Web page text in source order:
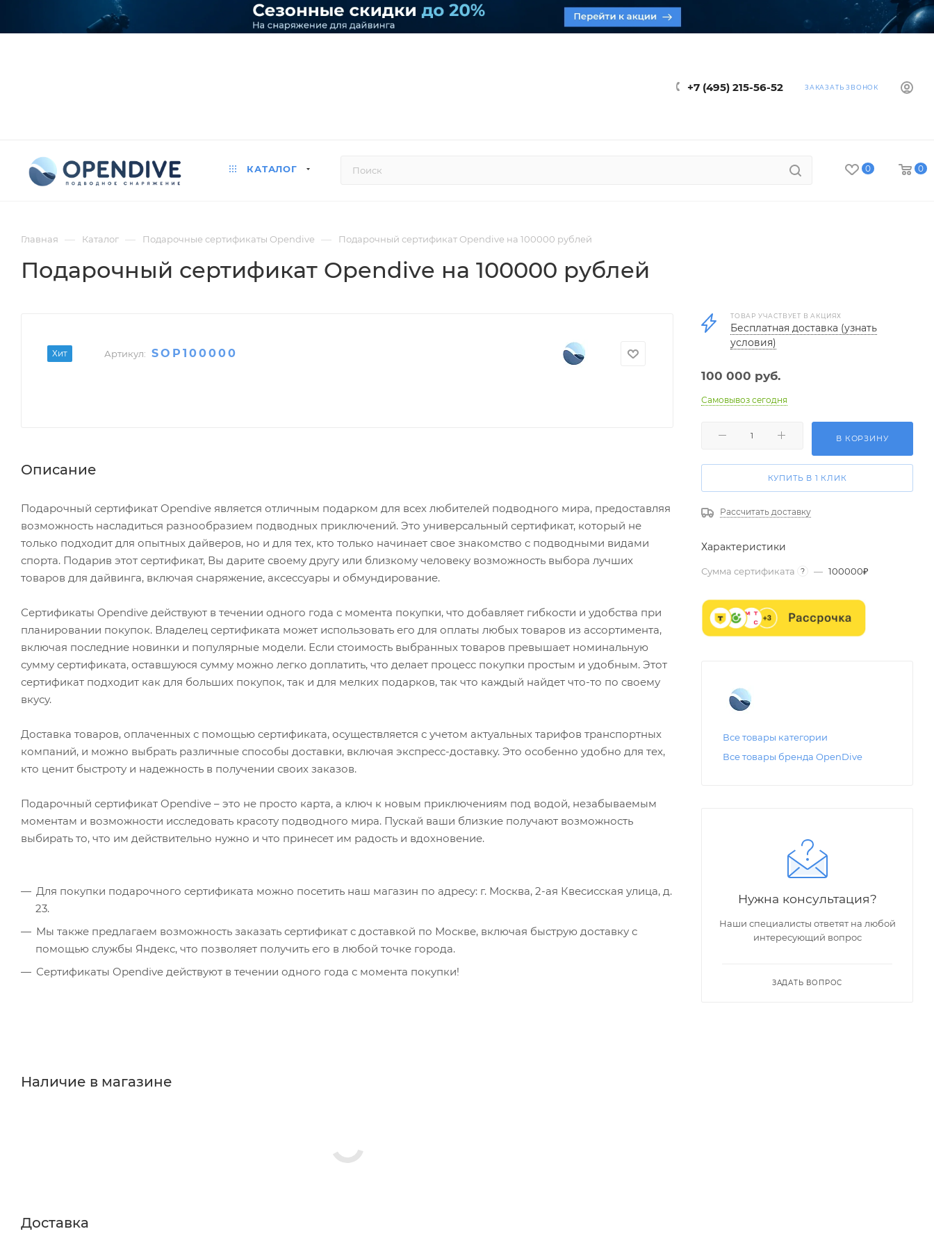
+7 (495) 215-56-52 ЗАКАЗАТЬ ЗВОНОК
КАТАЛОГ 0 0
Главная — Каталог — Подарочные сертификаты Opendive — Подарочный сертификат Opendive на 100000 рублей
Подарочный сертификат Opendive на 100000 рублей
Хит Артикул: SOP100000
Описание
Подарочный сертификат Opendive является отличным подарком для всех любителей подводного мира, предоставляя
возможность насладиться разнообразием подводных приключений. Это универсальный сертификат, который не
только подходит для опытных дайверов, но и для тех, кто только начинает свое знакомство с подводными видами
спорта. Подарив этот сертификат, Вы дарите своему другу или близкому человеку возможность выбора лучших
товаров для дайвинга, включая снаряжение, аксессуары и обмундирование.
Сертификаты Opendive действуют в течении одного года с момента покупки, что добавляет гибкости и удобства при
планировании покупок. Владелец сертификата может использовать его для оплаты любых товаров из ассортимента,
включая последние новинки и популярные модели. Если стоимость выбранных товаров превышает номинальную
сумму сертификата, оставшуюся сумму можно легко доплатить, что делает процесс покупки простым и удобным. Этот
сертификат подходит как для больших покупок, так и для мелких подарков, так что каждый найдет что-то по своему
вкусу.
Доставка товаров, оплаченных с помощью сертификата, осуществляется с учетом актуальных тарифов транспортных
компаний, и можно выбрать различные способы доставки, включая экспресс-доставку. Это особенно удобно для тех,
кто ценит быстроту и надежность в получении своих заказов.
Подарочный сертификат Opendive – это не просто карта, а ключ к новым приключениям под водой, незабываемым
моментам и возможности исследовать красоту подводного мира. Пускай ваши близкие получают возможность
выбирать то, что им действительно нужно и что принесет им радость и вдохновение.
Для покупки подарочного сертификата можно посетить наш магазин по адресу: г. Москва, 2-ая Квесисская улица, д.
23.
Мы также предлагаем возможность заказать сертификат с доставкой по Москве, включая быструю доставку с
помощью службы Яндекс, что позволяет получить его в любой точке города.
Сертификаты Opendive действуют в течении одного года с момента покупки!
Наличие в магазине
Доставка
ТОВАР УЧАСТВУЕТ В АКЦИЯХ
Бесплатная доставка (узнать
условия)
100 000 руб.
Самовывоз сегодня
В КОРЗИНУ
КУПИТЬ В 1 КЛИК
Рассчитать доставку
Характеристики
Сумма сертификата ? — 100000₽
Все товары категории
Все товары бренда OpenDive
Нужна консультация?
Наши специалисты ответят на любой
интересующий вопрос
ЗАДАТЬ ВОПРОС